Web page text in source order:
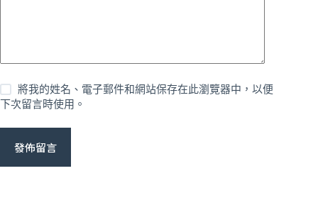
將我的姓名、電子郵件和網站保存在此瀏覽器中，以便
下次留言時使用。
發佈留言